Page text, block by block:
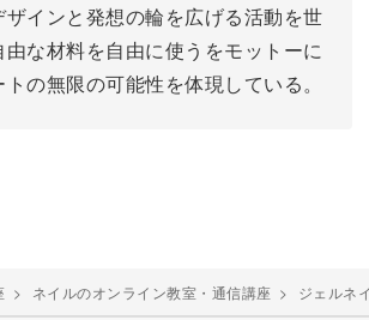
インと発想の輪を広げる活動を世
由な材料を自由に使うをモットーに
の無限の可能性を体現している。
> ネイルのオンライン教室・通信講座 > ジェルネ